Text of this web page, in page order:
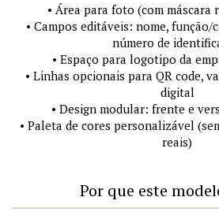
• Área para foto (com máscara
• Campos editáveis: nome,
número de
• Espaço para logotipo da
• Linhas opcionais para QR code,
digital
• Design modular: frente e
• Paleta de cores personalizável
reais)
Por que este